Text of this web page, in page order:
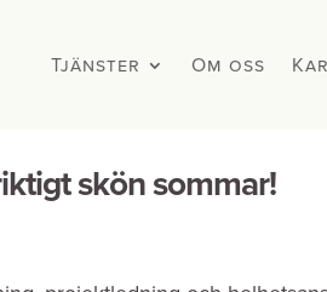
Tjänster Om oss
Tjänster Om oss
skön sommar!